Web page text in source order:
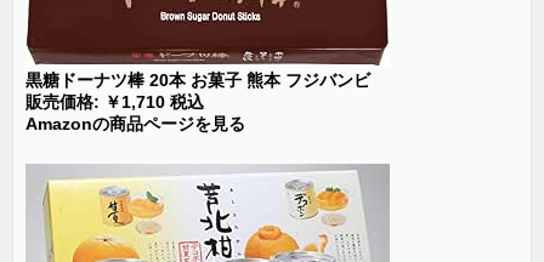
黒糖ドーナツ棒 20本 お菓子 熊本 フジバンビ
販売価格: ￥1,710 税込
Amazonの商品ページを見る